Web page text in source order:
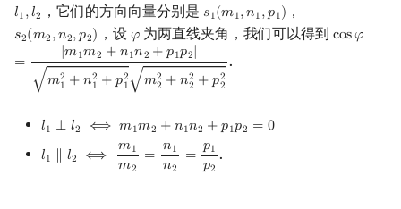
洲阁筛
LGV 引理
最大团搜索算法
支配树
𝑙1,𝑙2
l1,l2 ，它们的方向向量分别是 𝑠1(𝑚1,𝑛1,𝑝1)
s1(m1,n1,p1) ，
𝑠2(𝑚2,𝑛2,𝑝2)
s2(m2,n2,p2) ，设 𝜑
φ 为两直线夹角，我们可以得到cos𝜑
=
|𝑚1𝑚2 +𝑛1𝑛2 +𝑝1𝑝2|
√𝑚2
1 +𝑛2
1 +𝑝2
1√𝑚2
2 +𝑛2
2 +𝑝2
2
cosφ
.
𝑙1 ⟂ 𝑙2 ⟺ 𝑚1𝑚2 +𝑛1𝑛2 +𝑝1𝑝2 = 0
l1 ⟂l2⟺m1 m2+n1 n2 +p1p 2=0
𝑙1 ∥ 𝑙2 ⟺ 𝑚1
𝑚2
= 𝑛1
𝑛2
= 𝑝1
𝑝2
l1 ∥l 2⟺m m2= n1 n2= p1p2 .